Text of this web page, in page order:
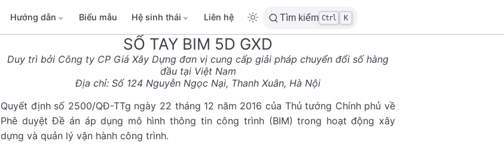
Hướng dẫn Biểu mẫu Hệ sinh thái Liên hệ Tìm kiếm Ctrl K
SỔ TAY BIM 5D GXD
Duy trì bởi Công ty CP Giá Xây Dựng đơn vị cung cấp giải pháp chuyển đổi số hàng
đầu tại Việt Nam
Địa chỉ: Số 124 Nguyễn Ngọc Nại, Thanh Xuân, Hà Nội
Quyết định số 2500/QĐ-TTg ngày 22 tháng 12 năm 2016 của Thủ tướng Chính phủ về
Phê duyệt Đề án áp dụng mô hình thông tin công trình (BIM) trong hoạt động xây
dựng và quản lý vận hành công trình.